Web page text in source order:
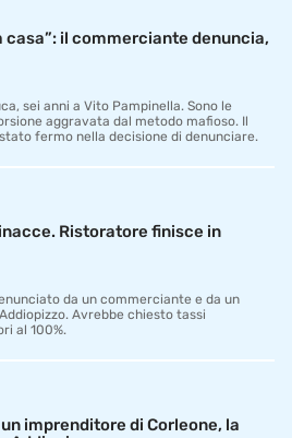
casa”: il commerciante denuncia,
sei anni a Vito Pampinella. Sono le
aggravata dal metodo mafioso. Il
fermo nella decisione di denunciare.
Ristoratore finisce in
da un commerciante e da un
Avrebbe chiesto tassi
al 100%.
imprenditore di Corleone, la